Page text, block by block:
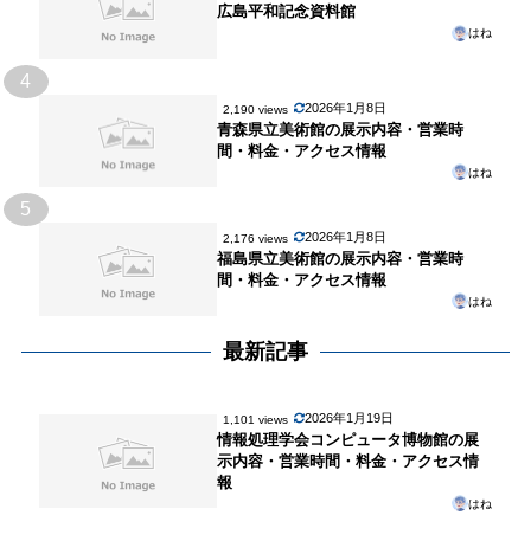
広島平和記念資料館
はね
4
2,190 views 2026年1月8日
青森県立美術館の展示内容・営業時
間・料金・アクセス情報
はね
5
2,176 views 2026年1月8日
福島県立美術館の展示内容・営業時
間・料金・アクセス情報
はね
最新記事
1,101 views 2026年1月19日
情報処理学会コンピュータ博物館の展
示内容・営業時間・料金・アクセス情
報
はね